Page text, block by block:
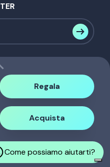
Regala
Acquista
Come possiamo aiutarti?
|
- tel. 339 337 45 71